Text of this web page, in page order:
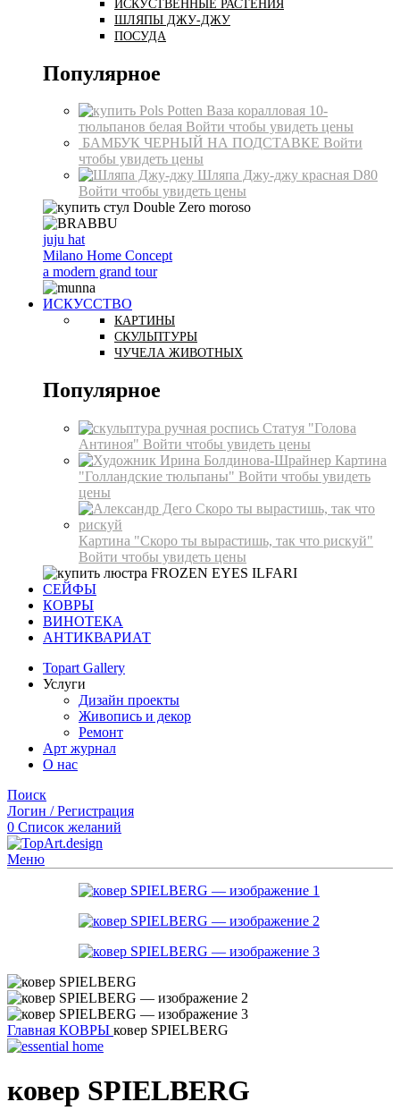
ИСКУСТВЕННЫЕ РАСТЕНИЯ
ШЛЯПЫ ДЖУ-ДЖУ
ПОСУДА
Популярное
Ваза коралловая 10-
тюльпанов белая Войти чтобы увидеть цены
БАМБУК ЧЕРНЫЙ НА ПОДСТАВКЕ Войти
чтобы увидеть цены
Шляпа Джу-джу красная D80
Войти чтобы увидеть цены
juju hat
Milano Home Concept
a modern grand tour
ИСКУССТВО
КАРТИНЫ
СКУЛЬПТУРЫ
ЧУЧЕЛА ЖИВОТНЫХ
Популярное
Статуя "Голова
Антиноя" Войти чтобы увидеть цены
Картина
"Голландские тюльпаны" Войти чтобы увидеть
цены
Картина "Скоро ты вырастишь, так что рискуй"
Войти чтобы увидеть цены
СЕЙФЫ
КОВРЫ
ВИНОТЕКА
АНТИКВАРИАТ
Topart Gallery
Услуги
Дизайн проекты
Живопись и декор
Ремонт
Арт журнал
О нас
Поиск
Логин / Регистрация
0 Список желаний
Меню
Главная КОВРЫ ковер SPIELBERG
ковер SPIELBERG